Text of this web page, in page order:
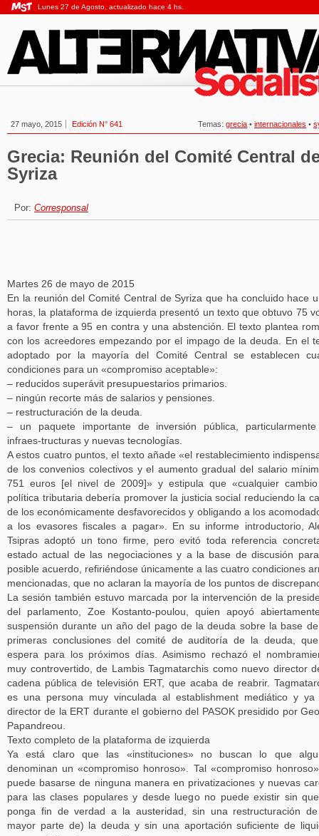
Lunes 27 de Agosto, actualizado hace 4 hs.
27 mayo, 2015 Edición N° 641 Temas: grecia • internacionales •
Grecia: Reunión del Comité Central
Syriza
Por: Corresponsal
Martes 26 de mayo de 2015
En la reunión del Comité Central de Syriza que ha concluido hace
horas, la plataforma de izquierda presentó un texto que obtuvo 75
a favor frente a 95 en contra y una abstención. El texto plantea
con los acreedores empezando por el impago de la deuda. En el
adoptado por la mayoría del Comité Central se establecen
condiciones para un «compromiso aceptable»:
– reducidos superávit presupuestarios primarios.
– ningún recorte más de salarios y pensiones.
– restructuración de la deuda.
– un paquete importante de inversión pública,
infraes-tructuras y nuevas tecnologías.
A estos cuatro puntos, el texto añade «el restablecimiento
de los convenios colectivos y el aumento gradual del salario
751 euros [el nivel de 2009]» y estipula que «cualquier
política tributaria debería promover la justicia social reduciendo la
de los económicamente desfavorecidos y obligando a los
a los evasores fiscales a pagar». En su informe introductorio,
Tsipras adoptó un tono firme, pero evitó toda referencia
estado actual de las negociaciones y a la base de discusión
posible acuerdo, refiriéndose únicamente a las cuatro condiciones
mencionadas, que no aclaran la mayoría de los puntos de
La sesión también estuvo marcada por la intervención de la
del parlamento, Zoe Kostanto-poulou, quien apoyó
suspensión durante un año del pago de la deuda sobre la base
primeras conclusiones del comité de auditoría de la deuda,
espera para los próximos días. Asimismo rechazó el
muy controvertido, de Lambis Tagmatarchis como nuevo director
cadena pública de televisión ERT, que acaba de reabrir.
es una persona muy vinculada al establishment mediático y ya
director de la ERT durante el gobierno del PASOK presidido por
Papandreou.
Texto completo de la plataforma de izquierda
Ya está claro que las «instituciones» no buscan lo que
denominan un «compromiso honroso». Tal «compromiso
puede basarse de ninguna manera en privatizaciones y nuevas
para las clases populares y desde luego no puede existir sin
ponga fin de verdad a la austeridad, sin una restructuración
mayor parte de) la deuda y sin una aportación suficiente de